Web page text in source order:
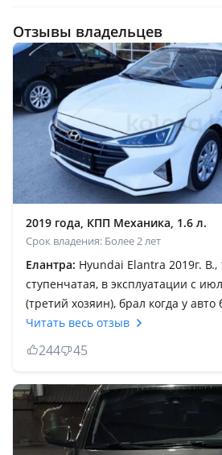
Отзывы владельцев
2019 года, КПП Механика, 1.6 л.
Срок владения: Более 2 лет
Елантра: Hyundai Elantra 2019г. В.,
ступенчатая, в эксплуатации с
(третий хозяин), брал когда у
17.000км. Не скажу пробег
скручен. За 2.5 года не может быть
Двигатель масло не кушает это
авто у меня сложилось только
Наслаждаюсь ездой, хотелось бы
водительском сидении не
поездки чувствуешь себя
Читать весь отзыв
244 45